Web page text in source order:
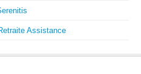
Assistance